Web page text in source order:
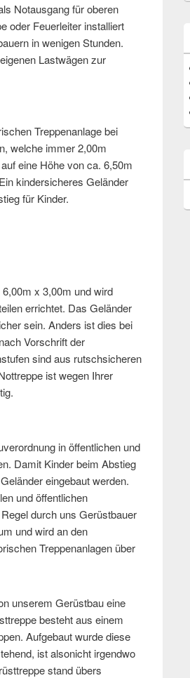
Notausgang für oberen
oder Feuerleiter installiert
in wenigen Stunden.
Lastwägen zur
Treppenanlage bei
welche immer 2,00m
eine Höhe von ca. 6,50m
kindersicheres Geländer
für Kinder.
x 3,00m und wird
errichtet. Das Geländer
sein. Anders ist dies bei
Vorschrift der
sind aus rutschsicheren
ist wegen Ihrer
in öffentlichen und
Damit Kinder beim Abstieg
eingebaut werden.
und öffentlichen
durch uns Gerüstbauer
und wird an den
Treppenanlagen über
unserem Gerüstbau eine
besteht aus einem
Aufgebaut wurde diese
ist alsonicht irgendwo
stand übers